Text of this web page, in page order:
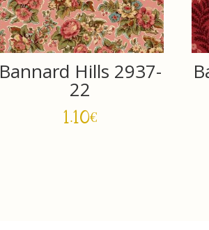
Bannard Hills 2937-
22
1.10€